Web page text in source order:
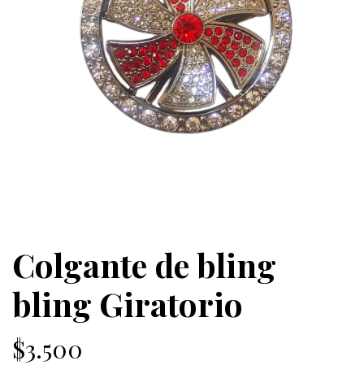
Colgante de bling
bling Giratorio
$3.500